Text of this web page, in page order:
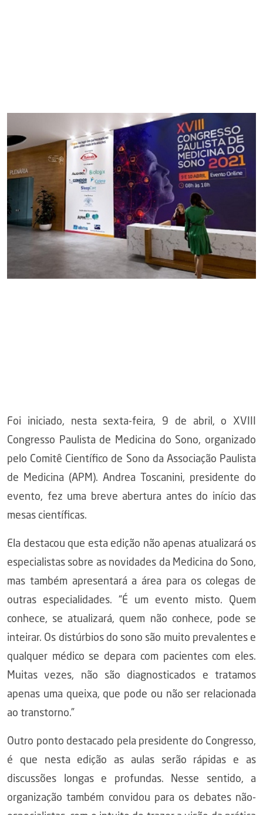
Foi iniciado, nesta sexta-feira, 9 de abril, o XVIII
Congresso Paulista de Medicina do Sono, organizado
pelo Comitê Científico de Sono da Associação Paulista
de Medicina (APM). Andrea Toscanini, presidente do
evento, fez uma breve abertura antes do início das
mesas científicas.
Ela destacou que esta edição não apenas atualizará os
especialistas sobre as novidades da Medicina do Sono,
mas também apresentará a área para os colegas de
outras especialidades. “É um evento misto. Quem
conhece, se atualizará, quem não conhece, pode se
inteirar. Os distúrbios do sono são muito prevalentes e
qualquer médico se depara com pacientes com eles.
Muitas vezes, não são diagnosticados e tratamos
apenas uma queixa, que pode ou não ser relacionada
ao transtorno.”
Outro ponto destacado pela presidente do Congresso,
é que nesta edição as aulas serão rápidas e as
discussões longas e profundas. Nesse sentido, a
organização também convidou para os debates não-